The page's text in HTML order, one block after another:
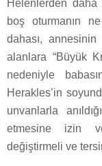
Helenlerden
boş oturmanın
dahası,
alanlara “Büyük
nedeniyle
Herakles’in
unvanlarla
etmesine izin
değiştirmeli ve